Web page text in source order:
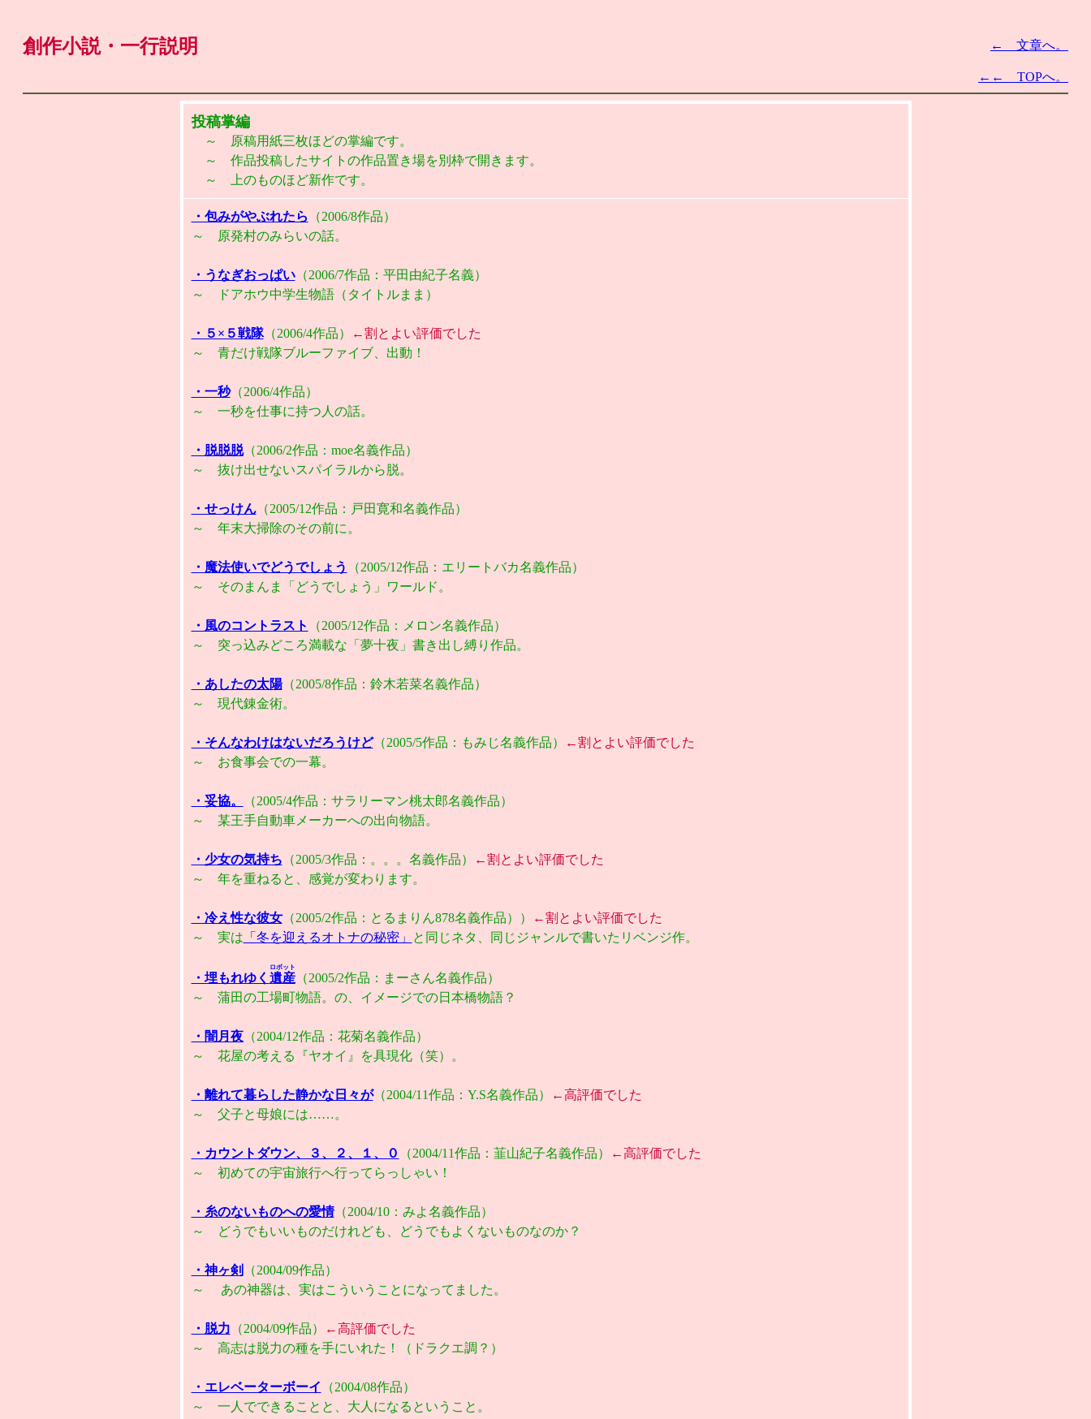
創作小説・一行説明 ← 文章へ。
←← TOPへ。
投稿掌編
～ 原稿用紙三枚ほどの掌編です。
～ 作品投稿したサイトの作品置き場を別枠で開きます。
～ 上のものほど新作です。
・包みがやぶれたら （2006/8作品）
～ 原発村のみらいの話。
・うなぎおっぱい（2006/7作品：平田由紀子名義）
～ ドアホウ中学生物語（タイトルまま）
・５×５戦隊（2006/4作品）
←割とよい評価でした
～ 青だけ戦隊ブルーファイブ、出動！
・一秒（2006/4作品）
～
一秒を仕事に持つ人の話。
・脱脱脱（2006/2作品：moe名義作品）
～ 抜け出せないスパイラルから脱。
・せっけん（2005/12作品：戸田寛和名義作品）
～ 年末大掃除のその前に。
・魔法使いでどうでしょう
（2005/12作品：エリートバカ名義作品）
～ そのまんま「どうでしょう」ワールド。
・風のコントラスト
（2005/12作品：メロン名義作品）
～ 突っ込みどころ満載な「夢十夜」書き出し縛り作品。
・あしたの太陽（2005/8作品：鈴木若菜名義作品）
～ 現代錬金術。
・そんなわけはないだろうけど（2005/5作品：もみじ名義作品）
←割とよい評価でした
～ お食事会での一幕。
・妥協。
（2005/4作品：サラリーマン桃太郎名義作品）
～ 某王手自動車メーカーへの出向物語。
・少女の気持ち （2005/3作品：。。。名義作品）
←割とよい評価でした
～ 年を重ねると、感覚が変わります。
・冷え性な彼女（2005/2作品：とるまりん878名義作品））
←割とよい評価でした
～ 実は 「冬を迎えるオトナの秘密」 と同じネタ、同じジャンルで書いたリベンジ作。
・埋もれゆく 遺産
ロボット
（2005/2作品：まーさん名義作品）
～ 蒲田の工場町物語。の、イメージでの日本橋物語？
・闇月夜（2004/12作品：花菊名義作品）
～ 花屋の考える『ヤオイ』を具現化（笑）。
・ 離れて暮らした静かな日々が（2004/11作品：Y.S名義作品）
←高評価でした
～ 父子と母娘には……。
・ カウントダウン、３、２、１、０ （2004/11作品：韮山紀子名義作品）
←高評価でした
～ 初めての宇宙旅行へ行ってらっしゃい！
・糸のないものへの愛情（2004/10：みよ名義作品）
～ どうでもいいものだけれども、どうでもよくないものなのか？
・神ヶ剣
（2004/09作品）
～ あの神器は、実はこういうことになってました。
・脱力 （2004/09作品）
←高評価でした
～ 高志は脱力の種を手にいれた！（ドラクエ調？）
・エレベーターボーイ （2004/08作品）
～ 一人でできることと、大人になるということ。